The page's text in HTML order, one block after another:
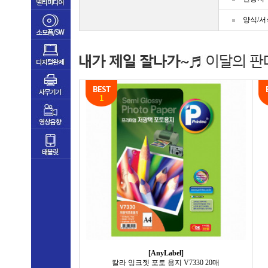
양식/서
[AnyLabel]
칼라 잉크젯 포토 용지 V7330 20매